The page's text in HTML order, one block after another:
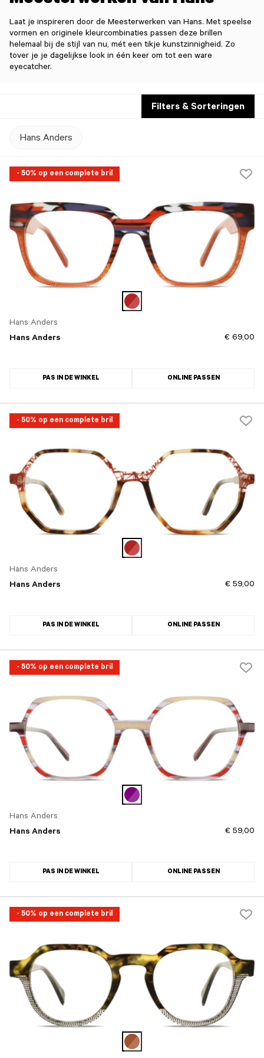
Laat je inspireren door de Meesterwerken van Hans. Met speelse
vormen en originele kleurcombinaties passen deze brillen
helemaal bij de stijl van nu, mét een tikje kunstzinnigheid. Zo
tover je je dagelijkse look in één keer om tot een ware
eyecatcher.
Filters & Sorteringen
Hans Anders
- 50% op een complete bril
Hans Anders
Hans Anders
€ 69,00
PAS IN DE WINKEL ONLINE PASSEN
- 50% op een complete bril
Hans Anders
Hans Anders
€ 59,00
PAS IN DE WINKEL ONLINE PASSEN
- 50% op een complete bril
Hans Anders
Hans Anders
€ 59,00
PAS IN DE WINKEL ONLINE PASSEN
- 50% op een complete bril